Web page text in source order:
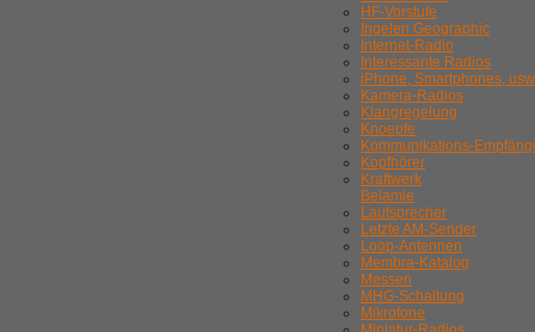
HF-Vorstufe
Ingelen Geographic
Internet-Radio
Interessante Radios
iPhone, Smartphones,
Kamera-Radios
Klangregelung
Knoepfe
Kommunikations-
Kopfhörer
Kraftwerk
Belamie
Lautsprecher
Letzte AM-Sender
Loop-Antennen
Membra-Katalog
Messen
MHG-Schaltung
Mikrofone